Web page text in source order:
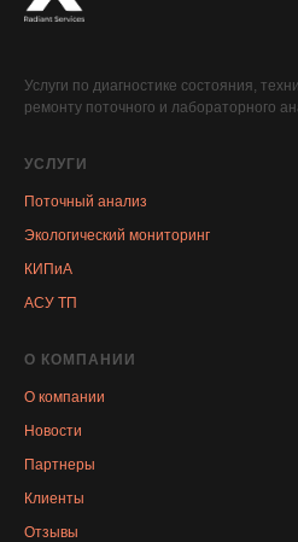
Услуги по диагностике состояния,
ремонту поточного и лабораторного
УСЛУГИ
Поточный анализ
Экологический мониторинг
КИПиА
АСУ ТП
О КОМПАНИИ
О компании
Новости
Партнеры
Клиенты
Отзывы